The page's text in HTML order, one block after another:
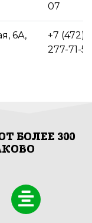
07
6А,
+7 (472)
277-71-53
БОЛЕЕ 300